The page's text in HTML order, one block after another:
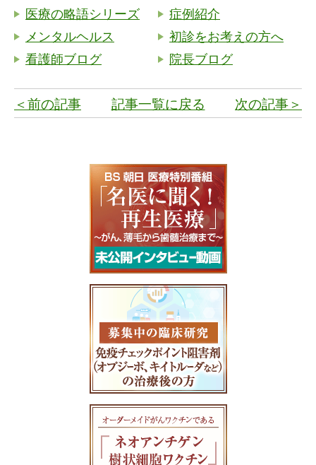
医療の略語シリーズ
症例紹介
メンタルヘルス
初診をお考えの方へ
看護師ブログ
院長ブログ
＜前の記事 記事一覧に戻る 次の記事＞